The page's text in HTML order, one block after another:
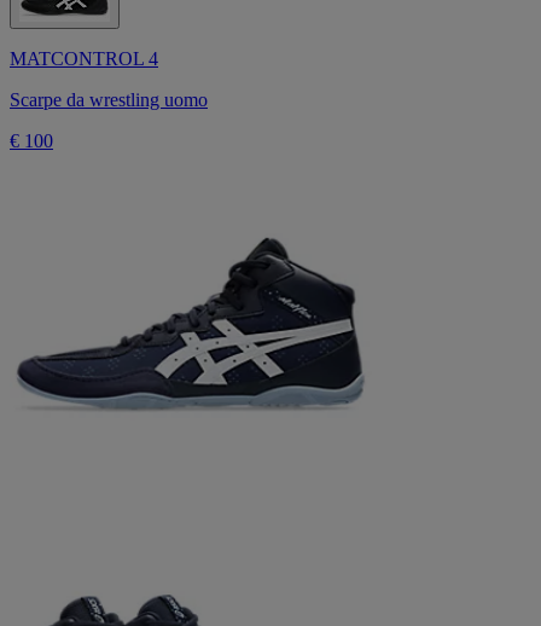
MATCONTROL 4
Scarpe da wrestling uomo
€ 100